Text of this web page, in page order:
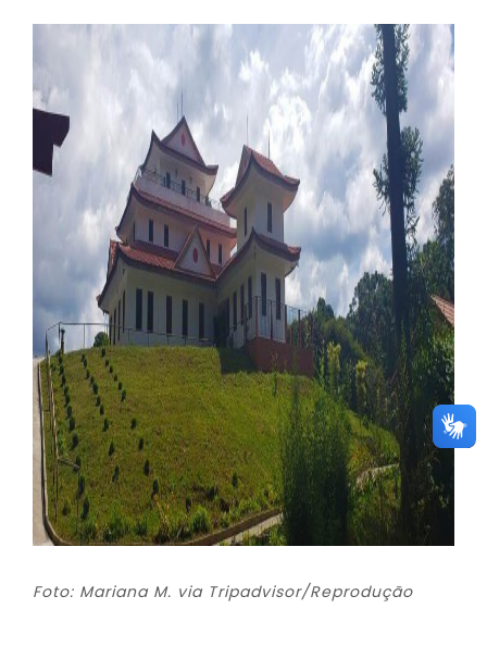
Foto: Mariana M. via Tripadvisor/Reprodução